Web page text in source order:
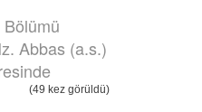
Abbas (a.s.)
(49 kez görüldü)